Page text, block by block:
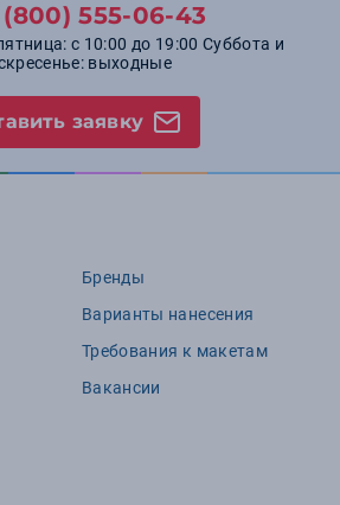
555-06-43
с 10:00 до 19:00 Суббота и
выходные
заявку
Бренды
Варианты нанесения
Требования к макетам
Вакансии